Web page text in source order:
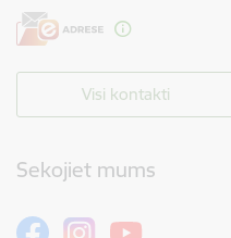
Visi kontakti
Sekojiet mums